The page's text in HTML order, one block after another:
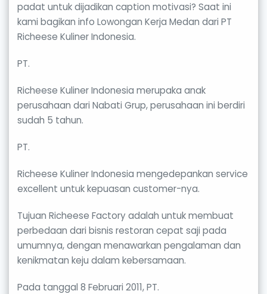
padat untuk dijadikan caption motivasi? Saat ini
kami bagikan info Lowongan Kerja Medan dari PT
Richeese Kuliner Indonesia.
PT.
Richeese Kuliner Indonesia merupaka anak
perusahaan dari Nabati Grup, perusahaan ini berdiri
sudah 5 tahun.
PT.
Richeese Kuliner Indonesia mengedepankan service
excellent untuk kepuasan customer-nya.
Tujuan Richeese Factory adalah untuk membuat
perbedaan dari bisnis restoran cepat saji pada
umumnya, dengan menawarkan pengalaman dan
kenikmatan keju dalam kebersamaan.
Pada tanggal 8 Februari 2011, PT.